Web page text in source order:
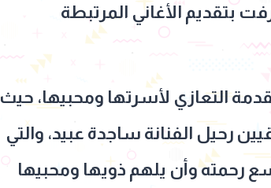
بتقديم الأغاني المرتبطة
التعازي لأسرتها ومحبيها، حيث
رحيل الفنانة ساجدة عبيد، والتي
رحمته وأن يلهم ذويها ومحبيها